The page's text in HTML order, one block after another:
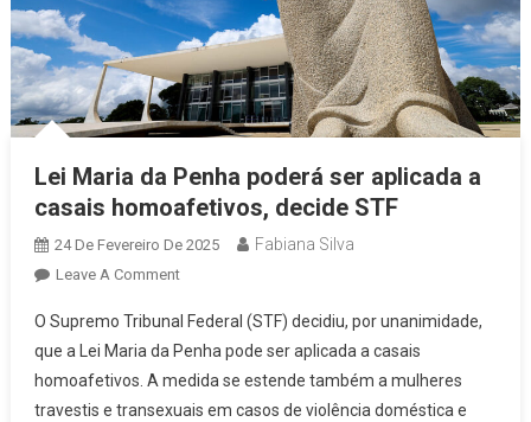
Lei Maria da Penha poderá ser aplicada a
casais homoafetivos, decide STF
24 De Fevereiro De 2025 Fabiana Silva
Leave A CommentOn
Maria
Da
Penha
Poderá
O Supremo Tribunal Federal (STF) decidiu, por unanimidade,
que a Lei Maria da Penha pode ser aplicada a casais
homoafetivos. A medida se estende também a mulheres
travestis e transexuais em casos de violência doméstica e